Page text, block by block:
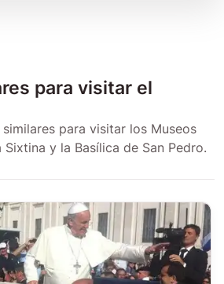
para visitar el
para visitar los Museos
y la Basílica de San Pedro.